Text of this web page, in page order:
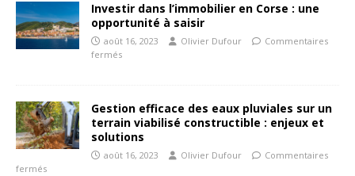
Investir dans l’immobilier en Corse : une
opportunité à saisir
août 16, 2023 Olivier Dufour
Commentaires
fermés
Gestion efficace des eaux pluviales sur un
terrain viabilisé constructible : enjeux et
solutions
août 16, 2023 Olivier Dufour
Commentaires
fermés